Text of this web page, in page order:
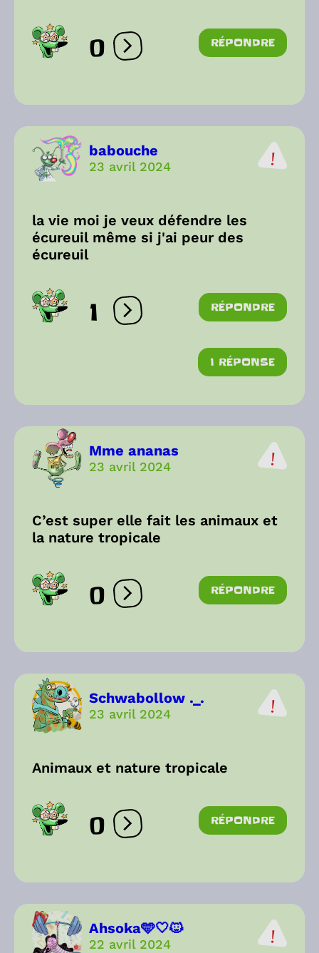
0 Ouvrir les réactions
RÉPONDRE
babouche
23 avril 2024
la vie moi je veux défendre les
écureuil même si j'ai peur des
écureuil
1 Ouvrir les réactions
RÉPONDRE
1 RÉPONSE
Mme ananas
23 avril 2024
C’est super elle fait les animaux et
la nature tropicale
0 Ouvrir les réactions
RÉPONDRE
Schwabollow ._.
23 avril 2024
Animaux et nature tropicale
0 Ouvrir les réactions
RÉPONDRE
Ahsoka🩵🤍🐱
22 avril 2024